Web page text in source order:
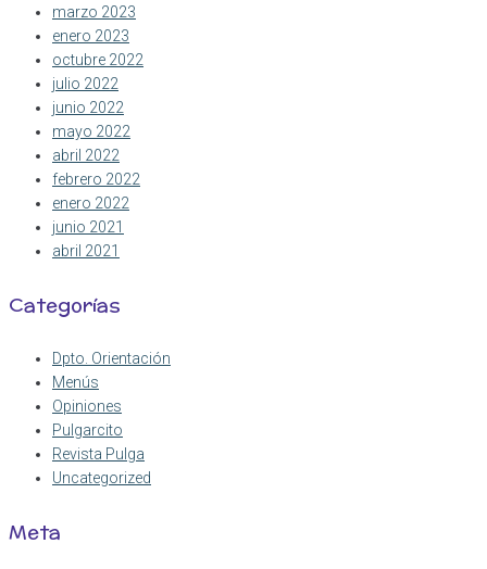
marzo 2023
enero 2023
octubre 2022
julio 2022
junio 2022
mayo 2022
abril 2022
febrero 2022
enero 2022
junio 2021
abril 2021
Categorías
Dpto. Orientación
Menús
Opiniones
Pulgarcito
Revista Pulga
Uncategorized
Meta